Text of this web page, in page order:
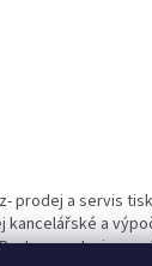
prodej a servis
kancelářské a
-